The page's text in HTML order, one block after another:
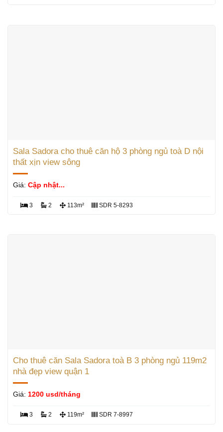
Sala Sadora cho thuê căn hộ 3 phòng ngủ toà D nội
thất xịn view sông
Giá: Cập nhật...
3 2 113m² SDR 5-8293
Cho thuê căn Sala Sadora toà B 3 phòng ngủ 119m2
nhà đẹp view quận 1
Giá: 1200 usd/tháng
3 2 119m² SDR 7-8997